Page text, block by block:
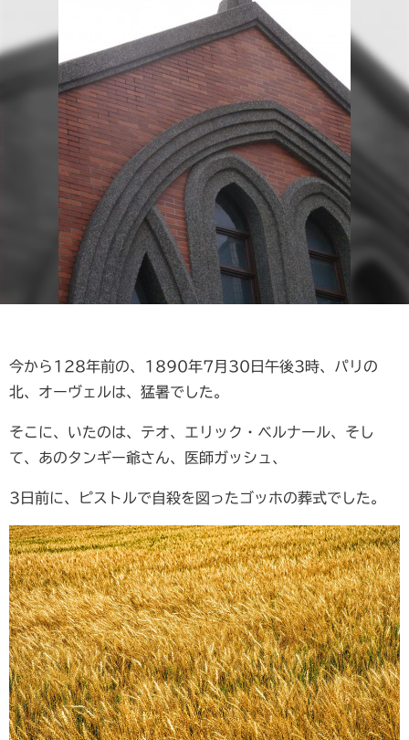
今から128年前の、1890年7月30日午後3時、パリの
北、オーヴェルは、猛暑でした。
そこに、いたのは、テオ、エリック・ベルナール、そし
て、あのタンギー爺さん、医師ガッシュ、
3日前に、ピストルで自殺を図ったゴッホの葬式でした。